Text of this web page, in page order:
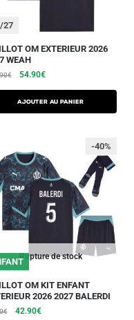
27
OM EXTERIEUR 2026
WEAH
€ 54.90€
AJOUTER AU PANIER
Rupture de stock
-40%
OM KIT ENFANT
2026 2027 BALERDI
€ 42.90€